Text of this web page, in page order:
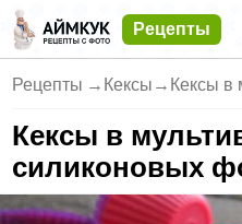
Рецепты
Рецепты → Кексы → Кексы в
Кексы в
силиконовых